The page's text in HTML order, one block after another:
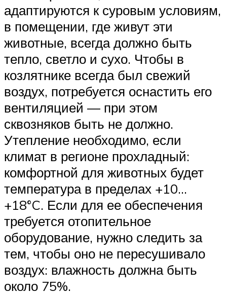
адаптируются к суровым условиям,
в помещении, где живут эти
животные, всегда должно быть
тепло, светло и сухо. Чтобы в
козлятнике всегда был свежий
воздух, потребуется оснастить его
вентиляцией — при этом
сквозняков быть не должно.
Утепление необходимо, если
климат в регионе прохладный:
комфортной для животных будет
температура в пределах +10…
+18°C. Если для ее обеспечения
требуется отопительное
оборудование, нужно следить за
тем, чтобы оно не пересушивало
воздух: влажность должна быть
около 75%.